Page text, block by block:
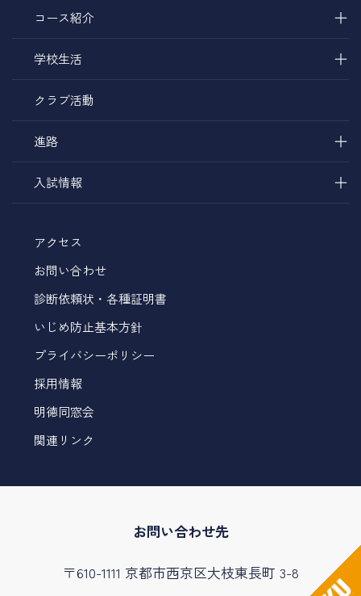
コース紹介 ＋
学校生活 ＋
クラブ活動
進路 ＋
入試情報 ＋
アクセス
お問い合わせ
診断依頼状・各種証明書
いじめ防止基本方針
プライバシーポリシー
採用情報
明徳同窓会
関連リンク
お問い合わせ先
〒610-1111 京都市西京区大枝東長町 3-8